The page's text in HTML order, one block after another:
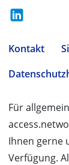
Kontakt
Für
Ihnen gerne
Verfügung.